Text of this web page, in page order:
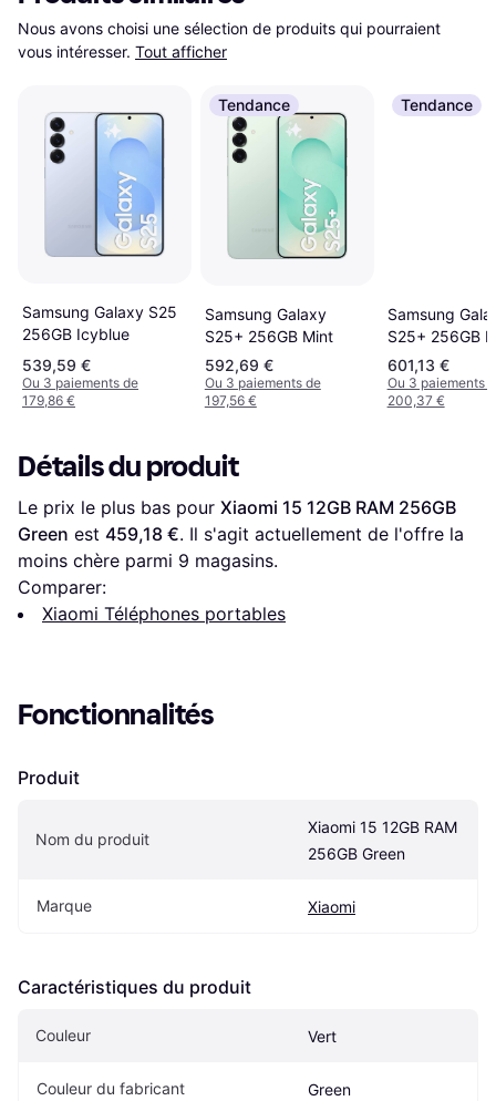
Nous avons choisi une sélection de produits qui pourraient
vous intéresser. Tout afficher
Samsung Galaxy S25
256GB Icyblue
539,59 €
Ou 3 paiements de
179,86 €
Tendance
Samsung Galaxy
S25+ 256GB Mint
592,69 €
Ou 3 paiements de
197,56 €
Tendance
Samsung
S25+ 256GB
601,13 €
Ou 3 paiements
200,37 €
Détails du produit
Le prix le plus bas pour Xiaomi 15 12GB RAM 256GB
Green est 459,18 €. Il s'agit actuellement de l'offre la
moins chère parmi 9 magasins.
Comparer:
Xiaomi Téléphones portables
Fonctionnalités
Produit
Nom du produit
Xiaomi 15 12GB RAM
256GB Green
Marque Xiaomi
Caractéristiques du produit
Couleur Vert
Couleur du fabricant Green